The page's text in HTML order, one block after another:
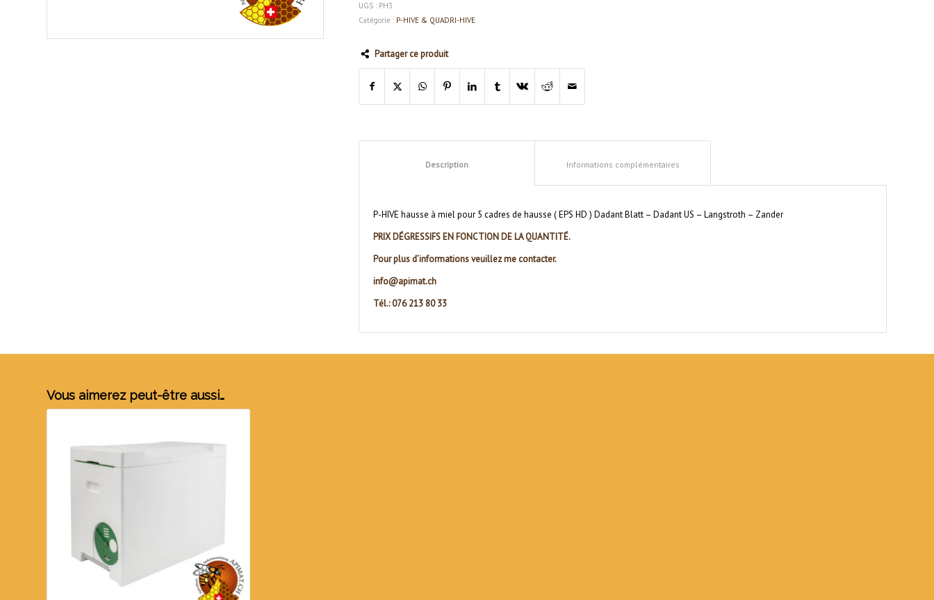
UGS : PH3
Catégorie : P-HIVE & QUADRI-HIVE
Partager ce produit
Description Informations complémentaires
P-HIVE hausse à miel pour 5 cadres de hausse ( EPS HD ) Dadant Blatt – Dadant US – Langstroth – Zander
PRIX DÉGRESSIFS EN FONCTION DE LA QUANTITÉ.
Pour plus d’informations veuillez me contacter.
info@apimat.ch
Tél.: 076 213 80 33
Vous aimerez peut-être aussi…